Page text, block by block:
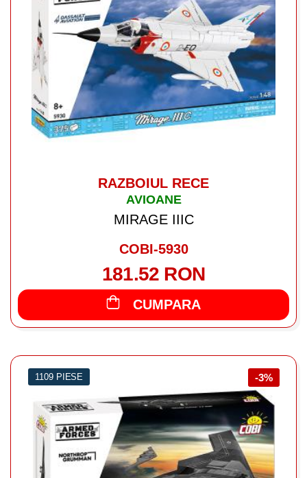
RAZBOIUL RECE
AVIOANE
MIRAGE IIIC
COBI-5930
181.52 RON
CUMPARA
-3%
1109 PIESE